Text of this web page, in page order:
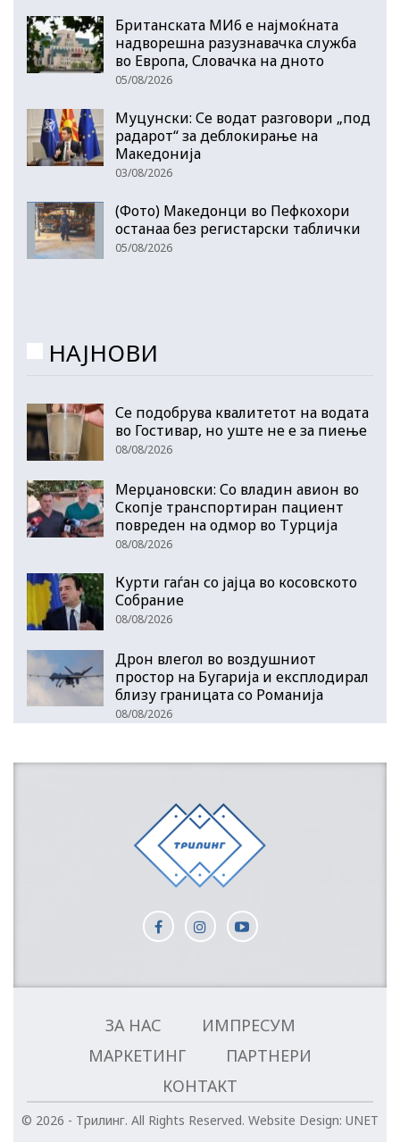
Британската МИ6 е најмоќната
надворешна разузнавачка служба
во Европа, Словачка на дното
05/08/2026
Муцунски: Се водат разговори „под
радарот“ за деблокирање на
Македонија
03/08/2026
(Фото) Македонци во Пефкохори
останаа без регистарски таблички
05/08/2026
НАЈНОВИ
Се подобрува квалитетот на водата
во Гостивар, но уште не е за пиење
08/08/2026
Мерџановски: Со владин авион во
Скопје транспортиран пациент
повреден на одмор во Турција
08/08/2026
Курти гаѓан со јајца во косовското
Собрание
08/08/2026
Дрон влегол во воздушниот
простор на Бугарија и експлодирал
близу границата со Романија
08/08/2026
ЗА НАС
ИМПРЕСУМ
МАРКЕТИНГ
ПАРТНЕРИ
КОНТАКТ
© 2026 - Трилинг. All Rights Reserved. Website Design: UNET